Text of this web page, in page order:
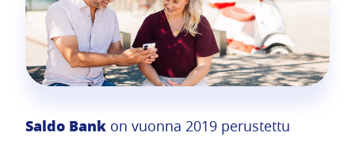
Saldo Bank on vuonna 2019 perustettu